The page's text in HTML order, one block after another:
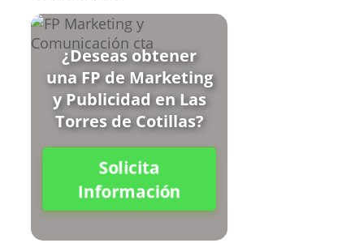
¿Deseas obtener
una FP de Marketing
y Publicidad en Las
Torres de Cotillas?
Solicita
Información